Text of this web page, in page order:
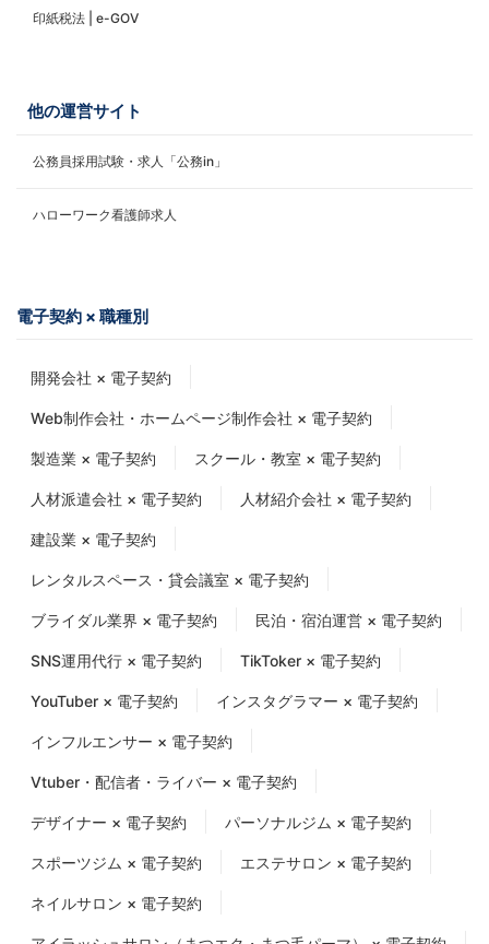
印紙税法 | e-GOV
他の運営サイト
公務員採用試験・求人「公務in」
ハローワーク看護師求人
電子契約 × 職種別
開発会社 × 電子契約
Web制作会社・ホームページ制作会社 × 電子契約
製造業 × 電子契約 スクール・教室 × 電子契約
人材派遣会社 × 電子契約 人材紹介会社 × 電子契約
建設業 × 電子契約
レンタルスペース・貸会議室 × 電子契約
ブライダル業界 × 電子契約 民泊・宿泊運営 × 電子契約
SNS運用代行 × 電子契約 TikToker × 電子契約
YouTuber × 電子契約 インスタグラマー × 電子契約
インフルエンサー × 電子契約
Vtuber・配信者・ライバー × 電子契約
デザイナー × 電子契約 パーソナルジム × 電子契約
スポーツジム × 電子契約 エステサロン × 電子契約
ネイルサロン × 電子契約